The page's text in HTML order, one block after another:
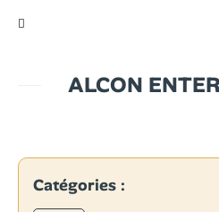
ALCON
Catégories :